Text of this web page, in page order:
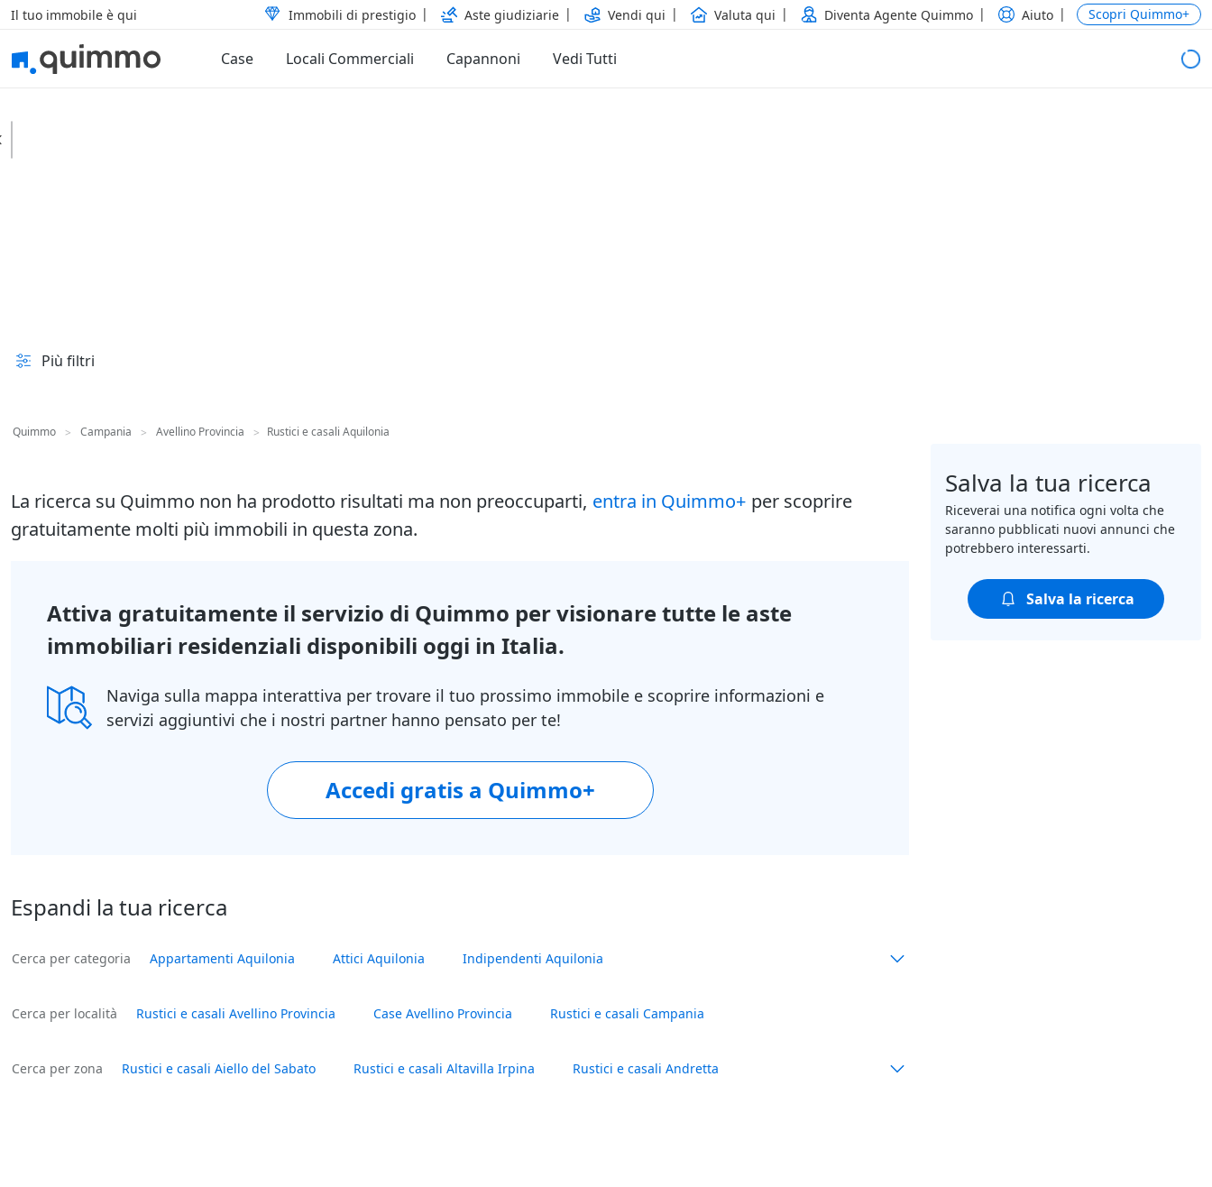
Il tuo immobile è qui Immobili di prestigio Aste giudiziarie Vendi qui Valuta qui Diventa Agente Quimmo Aiuto Scopri Quimmo+
Case Locali Commerciali Capannoni Vedi Tutti
Più filtri
Quimmo > Campania > Avellino Provincia > Rustici e casali Aquilonia
La ricerca su Quimmo non ha prodotto risultati ma non preoccuparti, entra in Quimmo+ per scoprire
gratuitamente molti più immobili in questa zona.
Attiva gratuitamente il servizio di Quimmo per visionare tutte le aste
immobiliari residenziali disponibili oggi in Italia.
Naviga sulla mappa interattiva per trovare il tuo prossimo immobile e scoprire informazioni e
servizi aggiuntivi che i nostri partner hanno pensato per te!
Accedi gratis a Quimmo+
Espandi la tua ricerca
Cerca per categoria Appartamenti Aquilonia Attici Aquilonia Indipendenti Aquilonia
Cerca per località Rustici e casali Avellino Provincia Case Avellino Provincia Rustici e casali Campania
Cerca per zona Rustici e casali Aiello del Sabato Rustici e casali Altavilla Irpina Rustici e casali Andretta
Salva la tua ricerca
Riceverai una notifica ogni volta che
saranno pubblicati nuovi annunci che
potrebbero interessarti.
Salva la ricerca